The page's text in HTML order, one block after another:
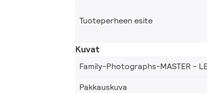
Tuoteperheen esite
Kuvat
Family-Photographs-MASTER -
Pakkauskuva